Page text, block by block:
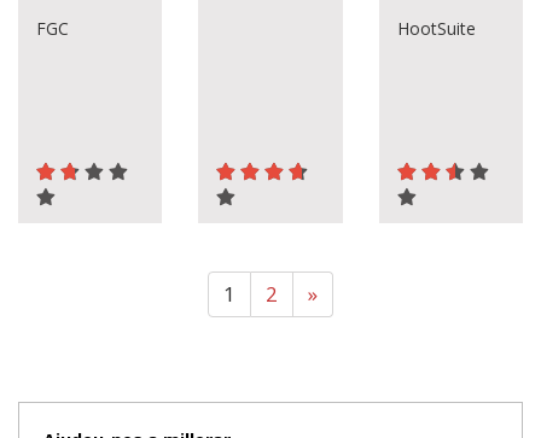
FGC HootSuite
1 2 »